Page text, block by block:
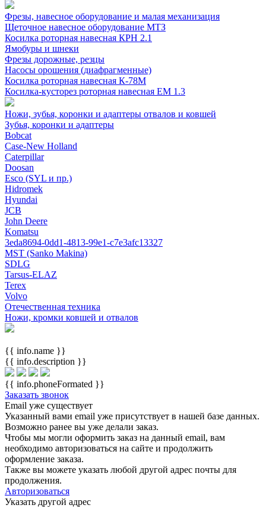
Фрезы, навесное оборудование и малая механизация
Щеточное навесное оборудование МТЗ
Косилка роторная навесная КРН 2.1
Ямобуры и шнеки
Фрезы дорожные, резцы
Насосы орошения (диафрагменные)
Косилка роторная навесная К-78М
Косилка-кусторез роторная навесная ЕМ 1.3
Ножи, зубья, коронки и адаптеры отвалов и ковшей
Зубья, коронки и адаптеры
Bobcat
Case-New Holland
Caterpillar
Doosan
Esco (SYL и пр.)
Hidromek
Hyundai
JCB
John Deere
Komatsu
3eda8694-0dd1-4813-99e1-c7e3afc13327
MST (Sanko Makina)
SDLG
Tarsus-ELAZ
Terex
Volvo
Отечественная техника
Ножи, кромки ковшей и отвалов
{{ info.name }}
{{ info.description }}
{{ info.phoneFormated }}
Заказать звонок
Email уже существует
Указанный вами email уже присутствует в нашей базе данных.
Возможно ранее вы уже делали заказ.
Чтобы мы могли оформить заказ на данный email, вам
необходимо авторизоваться на сайте и продолжить
оформление заказа.
Также вы можете указать любой другой адрес почты для
продолжения.
Авторизоваться
Указать другой адрес